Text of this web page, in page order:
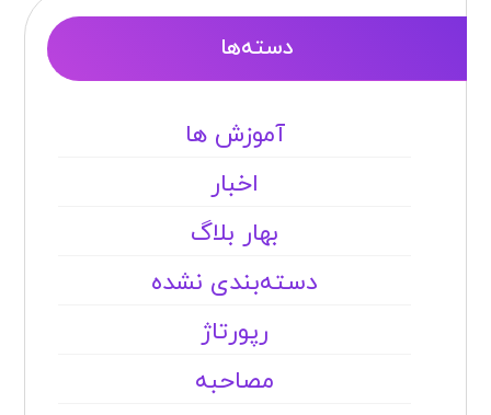
دسته‌ها
آموزش ها
اخبار
بهار بلاگ
دسته‌بندی نشده
رپورتاژ
مصاحبه